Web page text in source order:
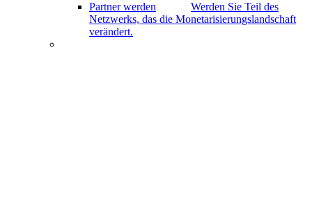
Partner werden
Werden Sie Teil des
Netzwerks, das die Monetarisierungslandschaft
verändert.